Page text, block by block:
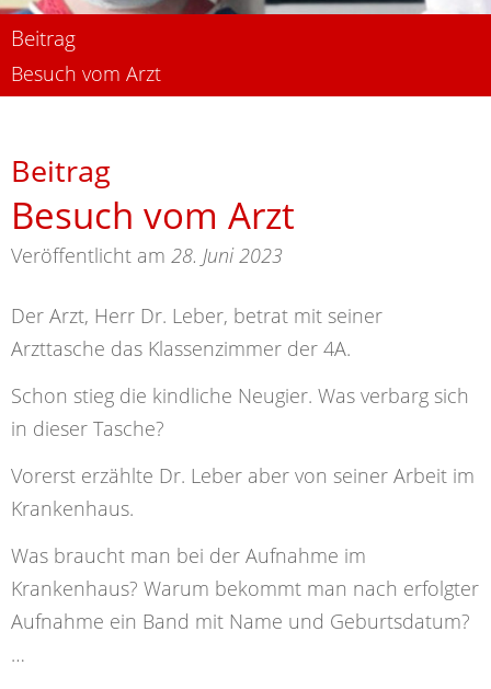
Beitrag
Besuch vom Arzt
Beitrag
Besuch vom Arzt
Veröffentlicht am 28. Juni 2023
Der Arzt, Herr Dr. Leber, betrat mit seiner
Arzttasche das Klassenzimmer der 4A.
Schon stieg die kindliche Neugier. Was verbarg sich
in dieser Tasche?
Vorerst erzählte Dr. Leber aber von seiner Arbeit im
Krankenhaus.
Was braucht man bei der Aufnahme im
Krankenhaus? Warum bekommt man nach erfolgter
Aufnahme ein Band mit Name und Geburtsdatum?
…